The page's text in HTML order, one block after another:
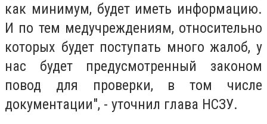
как минимум, будет иметь информацию.
И по тем медучреждениям, относительно
которых будет поступать много жалоб, у
нас будет предусмотренный законом
повод для проверки, в том числе
документации", - уточнил глава НСЗУ.